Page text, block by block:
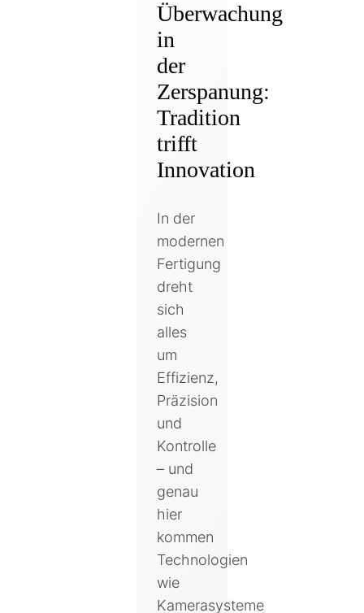
Überwachung
in
der
Zerspanung:
Tradition
trifft
Innovation
In der
modernen
Fertigung
dreht
sich
alles
um
Effizienz,
Präzision
und
Kontrolle
– und
genau
hier
kommen
Technologien
wie
Kamerasysteme